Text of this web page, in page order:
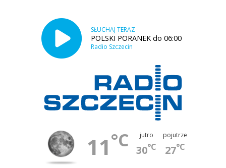
SŁUCHAJ TERAZ
POLSKI PORANEK do 06:00
Radio Szczecin
11°C jutro
30°C
pojutrze
27°C